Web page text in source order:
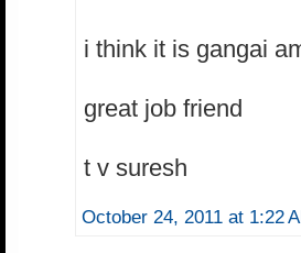
i think it is gangai
great job friend
t v suresh
October 24, 2011 at 1:22